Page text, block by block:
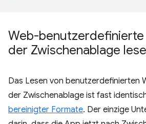
Web-benutzerdefinierte
der Zwischenablage
Das Lesen von benutzerdefinierten
der Zwischenablage ist fast
bereinigter Formate. Der einzige